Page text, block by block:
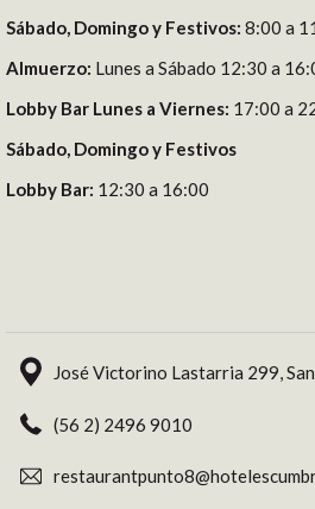
Sábado, Domingo y Festivos: 8:00 a
Almuerzo: Lunes a Sábado 12:30 a
Lobby Bar Lunes a Viernes: 17:00 a
Sábado, Domingo y Festivos
Lobby Bar: 12:30 a 16:00
José Victorino Lastarria 299,
(56 2) 2496 9010